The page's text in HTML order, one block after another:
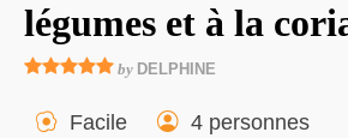
légumes et à la
by DELPHINE
Facile 4 personnes